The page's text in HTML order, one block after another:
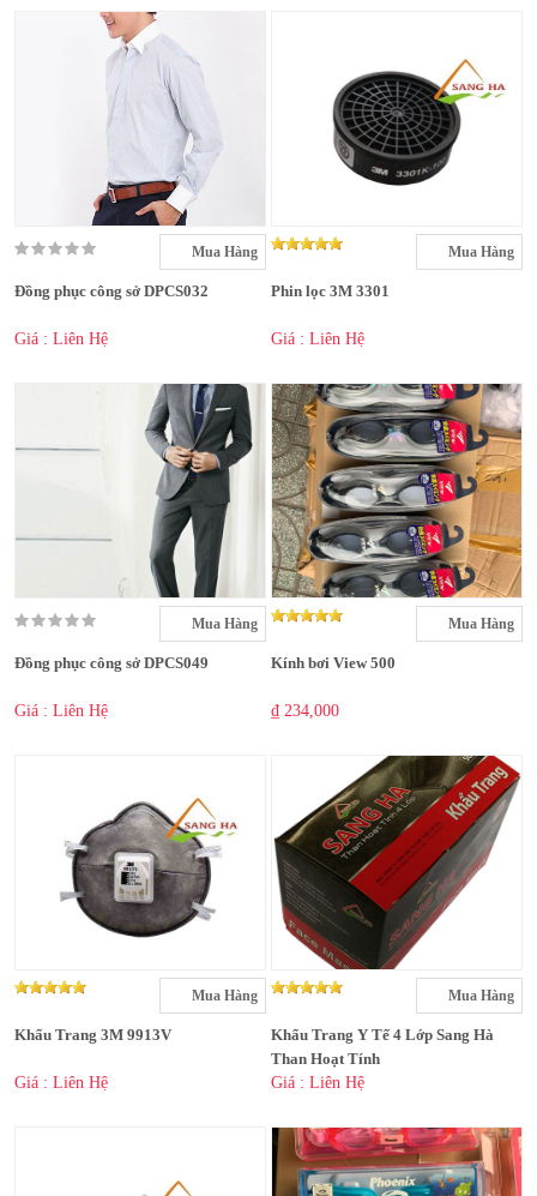
Mua Hàng
Đồng phục công sở DPCS032
Giá : Liên Hệ
Mua Hàng
Phin lọc 3M 3301
Giá : Liên Hệ
Mua Hàng
Đồng phục công sở DPCS049
Giá : Liên Hệ
Mua Hàng
Kính bơi View 500
₫ 234,000
Mua Hàng
Khẩu Trang 3M 9913V
Giá : Liên Hệ
Mua Hàng
Khẩu Trang Y Tế 4 Lớp Sang Hà
Than Hoạt Tính
Giá : Liên Hệ